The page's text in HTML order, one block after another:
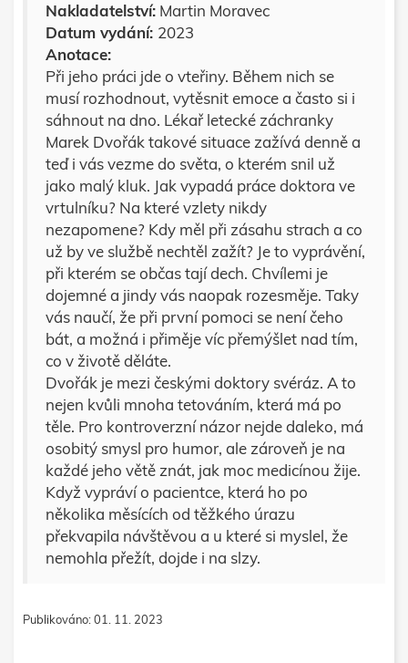
Nakladatelství: Martin Moravec
Datum vydání: 2023
Anotace:
Při jeho práci jde o vteřiny. Během nich se
musí rozhodnout, vytěsnit emoce a často si i
sáhnout na dno. Lékař letecké záchranky
Marek Dvořák takové situace zažívá denně a
teď i vás vezme do světa, o kterém snil už
jako malý kluk. Jak vypadá práce doktora ve
vrtulníku? Na které vzlety nikdy
nezapomene? Kdy měl při zásahu strach a co
už by ve službě nechtěl zažít? Je to vyprávění,
při kterém se občas tají dech. Chvílemi je
dojemné a jindy vás naopak rozesměje. Taky
vás naučí, že při první pomoci se není čeho
bát, a možná i přiměje víc přemýšlet nad tím,
co v životě děláte.
Dvořák je mezi českými doktory svéráz. A to
nejen kvůli mnoha tetováním, která má po
těle. Pro kontroverzní názor nejde daleko, má
osobitý smysl pro humor, ale zároveň je na
každé jeho větě znát, jak moc medicínou žije.
Když vypráví o pacientce, která ho po
několika měsících od těžkého úrazu
překvapila návštěvou a u které si myslel, že
nemohla přežít, dojde i na slzy.
Publikováno: 01. 11. 2023